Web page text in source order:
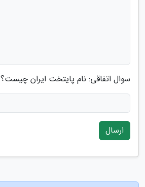
سوال اتفاقی: نام پایتخت ایران چیست؟
ارسال